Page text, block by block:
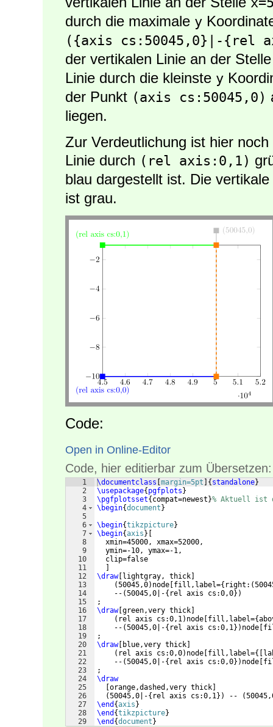
durch die maximale y
({axis cs:50045,0}|-{rel
der vertikalen Linie an der
Linie durch die kleinste y
der Punkt (axis cs:50045,0)
liegen.
Zur Verdeutlichung ist hier
Linie durch (rel axis:0,1)
blau dargestellt ist. Die
ist grau.
Code:
Open in Online-Editor
Code, hier editierbar zum Übersetzen:
1
2
3
4
5
6
7
8
9
10
11
12
13
14
15
16
17
18
19
20
21
22
23
24
25
26
27
28
29
\documentclass margin=5pt { standalone}
\usepackage{ pgfplots }
\pgfplotsset{ compat=newest }% Aktuell ist
\begin{document }
\begin{tikzpicture}
\begin{axis }
  xmin=45000, xmax=52000,
  ymin=-10, ymax=-1,
  clip=false
\draw[ lightgray, thick
(50045,0) node fill,label={ right: (
    --
(50045,0|-{ rel axis cs:0,0})
;
\draw[ green,very thick
( rel axis cs:0,1) node fill,label={
    --
(50045,0|-{ rel axis cs:0,1}) node
;
\draw[ blue,very thick
( rel axis cs:0,0) node fill,label={[
    --
(50045,0|-{ rel axis cs:0,0}) node
;
\draw
orange,dashed,very thick
(50045,0|-{ rel axis cs:0,1}) -- (
\end {axis }
\end {tikzpicture}
\end {document }